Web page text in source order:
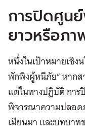
การปิดศูน
ยาวหรือภ
หนึ่งในเป้าหมายเชิ
พักพิงผู้หนีภัย” หากส
แต่ในทางปฏิบัติ การ
พิจารณาความปลอด
เมียนมา และบทบาท